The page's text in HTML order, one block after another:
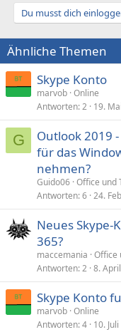
a
i
o
n
e
n
:
Du musst dich
Ähnliche Themen
Skype Konto
marvob Online
Antworten 2 19.
G
Outlook 2019
für das
nehmen?
Guido06 Office und
Antworten 6 24.
Neues
365?
maccemania Office
Antworten 2 8.
Skype Konto
marvob Online
Antworten 4 10.